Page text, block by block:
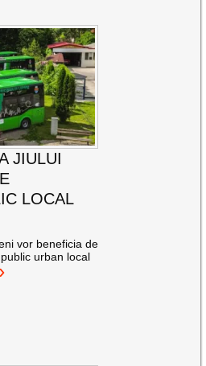
JIULUI
LOCAL
vor beneficia de
urban local